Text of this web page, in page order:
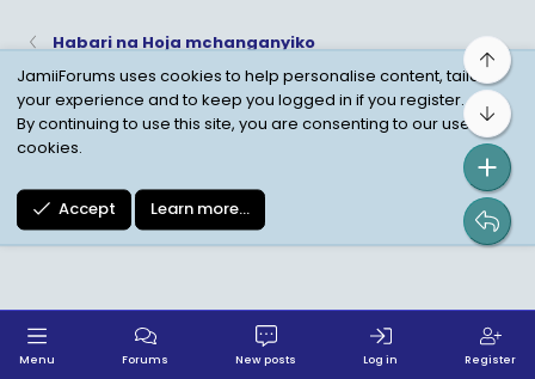
Habari na Hoja mchanganyiko
Child Protection Policy
Personal Data Protection
JamiiForums uses cookies to help personalise content, tailor
your experience and to keep you logged in if you register.
By continuing to use this site, you are consenting to our use of
cookies.
Accept Learn more…
Top
Menu Forums New posts Log in Register